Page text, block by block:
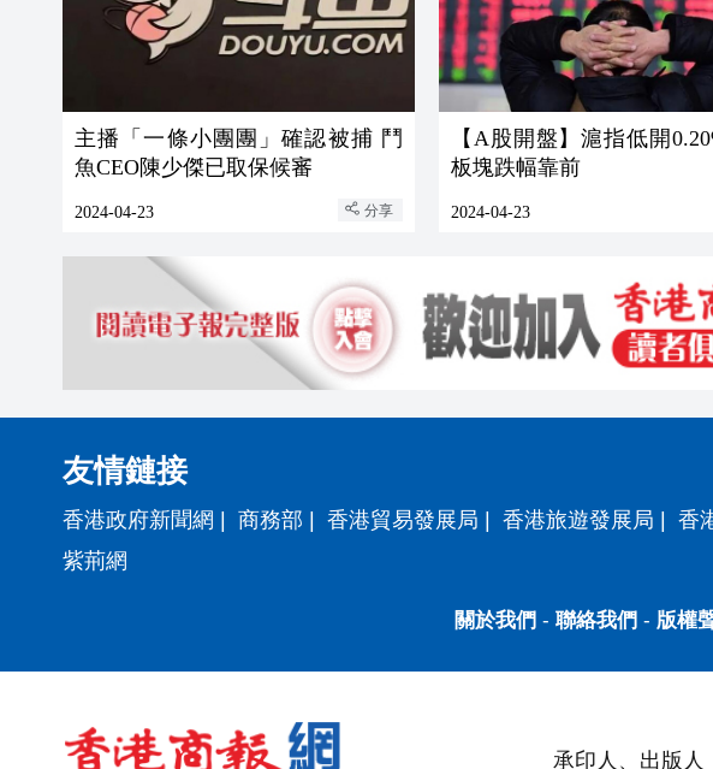
主播「一條小團團」確認被捕 鬥
魚CEO陳少傑已取保候審
2024-04-23 分享
【A股開盤】滬指低開
板塊跌幅靠前
2024-04-23
友情鏈接
香港政府新聞網 商務部 香港貿易發展局 香港旅遊發展局 香
紫荊網
關於我們 - 聯絡我們 - 版權
承印人、出版人